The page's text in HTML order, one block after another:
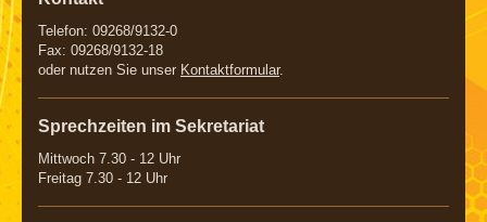
Telefon: 09268/9132-0
Fax: 09268/9132-18
oder nutzen Sie unser Kontaktformular.
Sprechzeiten im Sekretariat
Mittwoch 7.30 - 12 Uhr
Freitag 7.30 - 12 Uhr